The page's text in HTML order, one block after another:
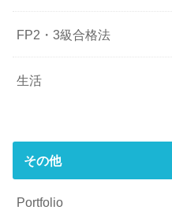
FP2・3級合格法
生活
その他
Portfolio